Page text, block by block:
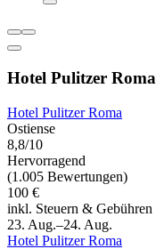
Hotel Pulitzer Roma
Hotel Pulitzer Roma
Ostiense
8,8/10
Hervorragend
(1.005 Bewertungen)
100 €
inkl. Steuern & Gebühren
23. Aug.–24. Aug.
Hotel Pulitzer Roma